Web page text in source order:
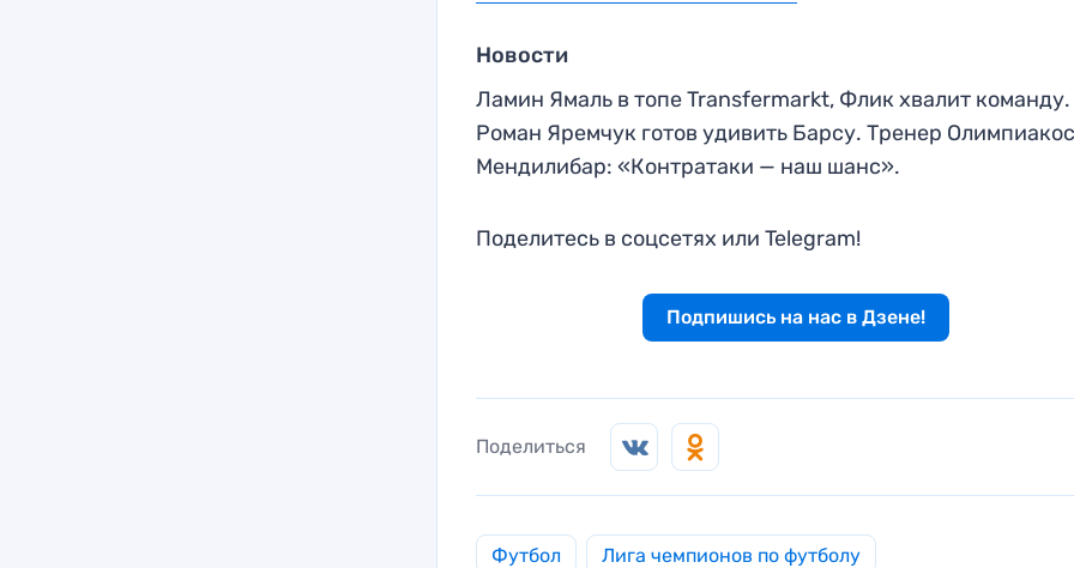
Новости
Ламин Ямаль в топе Transfermarkt, Флик хвалит команду.
Роман Яремчук готов удивить Барсу. Тренер
Мендилибар: «Контратаки — наш шанс».
Поделитесь в соцсетях или Telegram!
Подпишись на нас в Дзене!
Поделиться
Футбол Лига чемпионов по футболу